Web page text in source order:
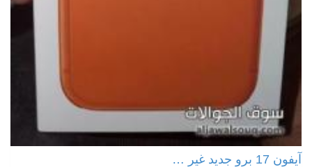
آيفون 17 برو جديد غير …